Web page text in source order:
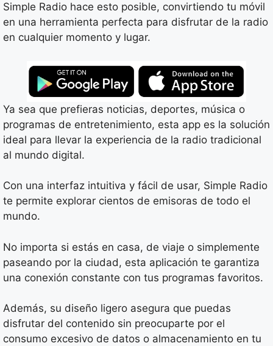
Simple Radio hace esto posible, convirtiendo tu móvil
en una herramienta perfecta para disfrutar de la radio
en cualquier momento y lugar.
Ya sea que prefieras noticias, deportes, música o
programas de entretenimiento, esta app es la solución
ideal para llevar la experiencia de la radio tradicional
al mundo digital.
Con una interfaz intuitiva y fácil de usar, Simple Radio
te permite explorar cientos de emisoras de todo el
mundo.
No importa si estás en casa, de viaje o simplemente
paseando por la ciudad, esta aplicación te garantiza
una conexión constante con tus programas favoritos.
Además, su diseño ligero asegura que puedas
disfrutar del contenido sin preocuparte por el
consumo excesivo de datos o almacenamiento en tu